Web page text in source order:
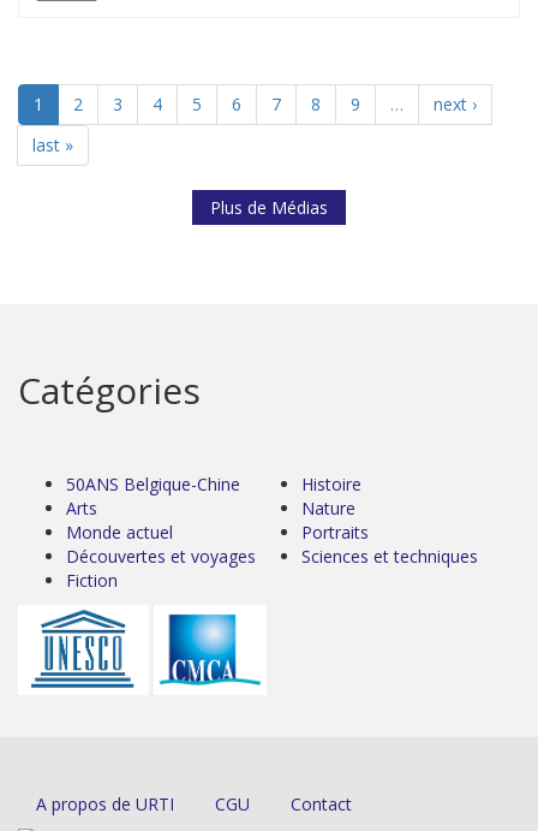
1 2 3 4 5 6 7 8 9 …
next ›
last »
Plus de Médias
Catégories
50ANS Belgique-Chine
Arts
Monde actuel
Découvertes et voyages
Fiction
Histoire
Nature
Portraits
Sciences et techniques
A propos de URTI CGU Contact